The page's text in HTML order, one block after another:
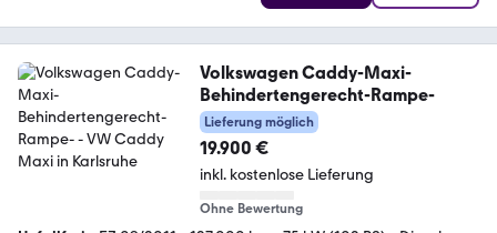
Volkswagen Caddy-Maxi-
Behindertengerecht-Rampe-
Lieferung möglich
19.900 €
inkl. kostenlose Lieferung
Ohne Bewertung